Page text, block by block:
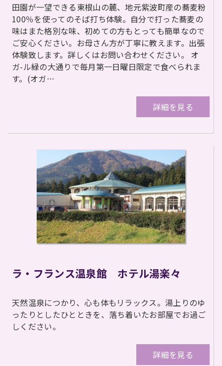
田園が一望できる東根山の麓、地元紫波町産の蕎麦粉
100％を使ってのそば打ち体験。自分で打った蕎麦の
味はまた格別な味、初めての方もとっても簡単なので
ご安心ください。お母さん方が丁寧に教えます。出張
体験致します。詳しくはお問い合わせください。 オ
ガ-ル緑の大通りで毎月第一日曜日限定で食べられま
す。(オガ…
詳細を見る
ラ・フランス温泉館 ホテル湯楽々
天然温泉につかり、心も体もリラックス。湯上りのゆ
ったりとしたひとときを、落ち着いたお部屋でお過ご
しください。
詳細を見る